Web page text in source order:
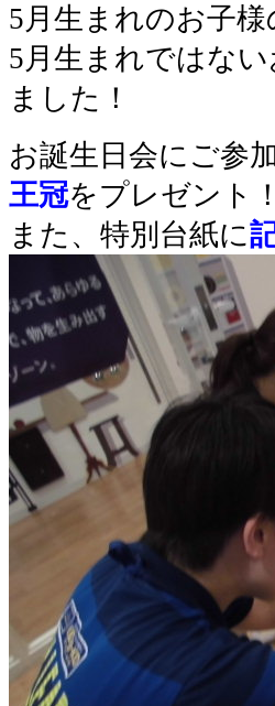
5月生まれのお子
5月生まれではな
ました！
お誕生日会にご参
王冠をプレゼント！
また、特別台紙に